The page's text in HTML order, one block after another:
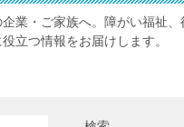
業・ご家族へ。障がい福祉
立つ情報をお届けします。